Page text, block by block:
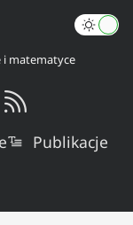
matematyce
Publikacje